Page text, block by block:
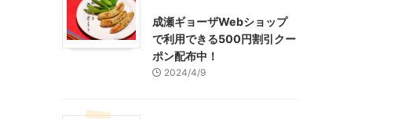
成瀬ギョーザWebショップ
で利用できる500円割引クー
ポン配布中！
2024/4/9